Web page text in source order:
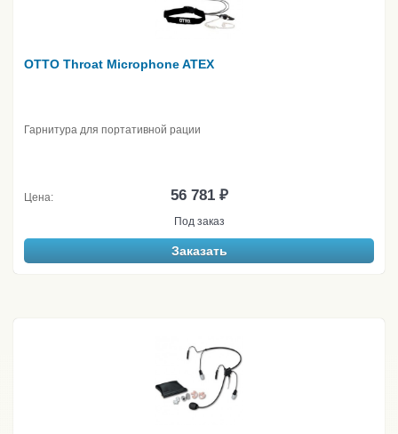
OTTO Throat Microphone ATEX
Гарнитура для портативной рации
Цена: 56 781 ₽
Под заказ
Заказать